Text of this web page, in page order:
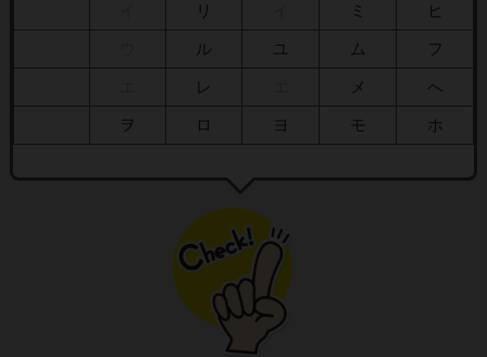
リ ミ ヒ
ル ユ ム フ
レ メ へ
ヲ ロ ヨ モ ホ